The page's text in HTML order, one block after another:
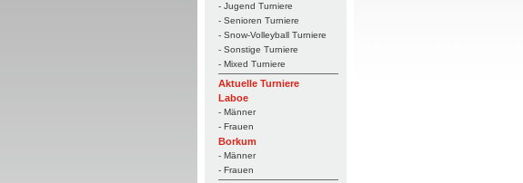
- Jugend Turniere
- Senioren Turniere
- Snow-Volleyball Turniere
- Sonstige Turniere
- Mixed Turniere
Aktuelle Turniere
Laboe
- Männer
- Frauen
Borkum
- Männer
- Frauen